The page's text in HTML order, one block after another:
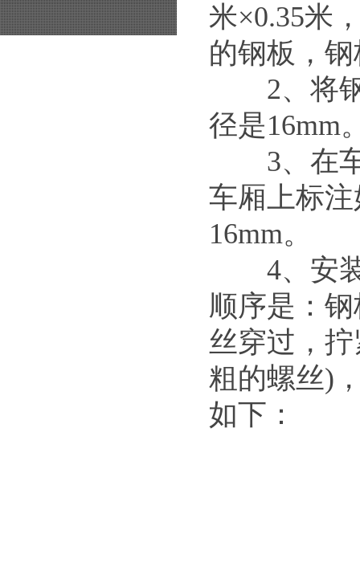
米×0.35米
的钢板，
2、将钢
径是16mm
3、在车
车厢上标
16mm。
4、安装
顺序是：
丝穿过，
粗的螺丝)
如下：